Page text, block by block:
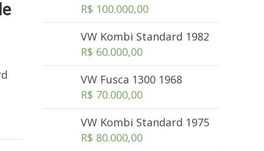
R$ 100.000,00
VW Kombi Standard 1982
R$ 60.000,00
VW Fusca 1300 1968
R$ 70.000,00
VW Kombi Standard 1975
R$ 80.000,00